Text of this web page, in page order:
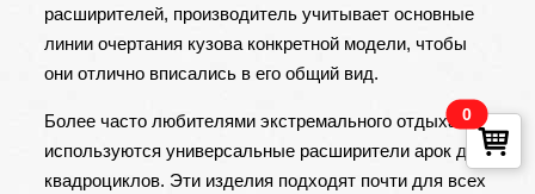
расширителей, производитель учитывает основные
линии очертания кузова конкретной модели, чтобы
они отлично вписались в его общий вид.
Более часто любителями экстремального отдыха
используются универсальные расширители арок для
квадроциклов. Эти изделия подходят почти для всех
0